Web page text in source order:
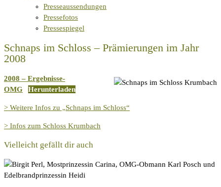
Presseaussendungen
Pressefotos
Pressespiegel
Schnaps im Schloss – Prämierungen im Jahr
2008
2008 – Ergebnisse-
OMG
Herunterladen
> Weitere Infos zu „Schnaps im Schloss“
> Infos zum Schloss Krumbach
Vielleicht gefällt dir auch